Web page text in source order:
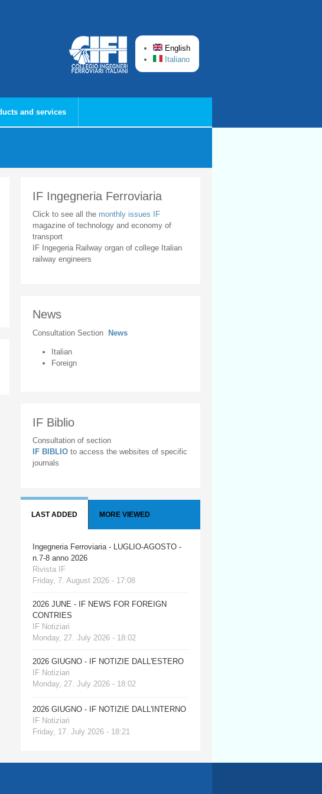
English
Italiano
and services
IF Ingegneria Ferroviaria
Click to see all the monthly issues IF
magazine of technology and economy of
transport
IF Ingegeria Railway organ of college Italian
railway engineers
News
Consultation Section News
Italian
Foreign
IF Biblio
Consultation of section
IF BIBLIO to access the websites of specific
journals
LAST ADDED MORE VIEWED
Ingegneria Ferroviaria - LUGLIO-AGOSTO -
n.7-8 anno 2026
Rivista IF
Friday, 7. August 2026 - 17:08
2026 JUNE - IF NEWS FOR FOREIGN
CONTRIES
IF Notiziari
Monday, 27. July 2026 - 18:02
2026 GIUGNO - IF NOTIZIE DALL'ESTERO
IF Notiziari
Monday, 27. July 2026 - 18:02
2026 GIUGNO - IF NOTIZIE DALL'INTERNO
IF Notiziari
Friday, 17. July 2026 - 18:21